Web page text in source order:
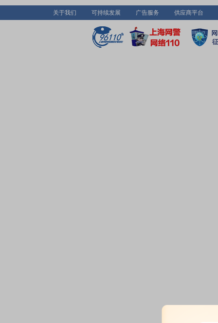
关于我们 可持续发展 广告服务 供应商平台